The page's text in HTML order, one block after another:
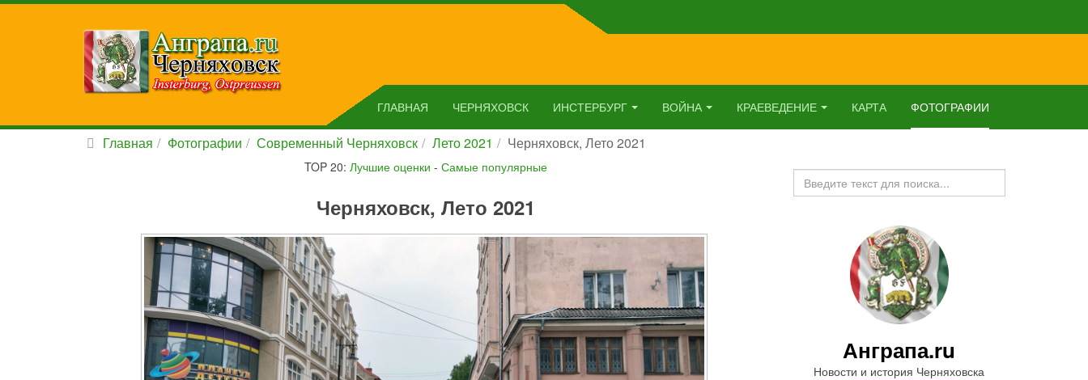
ГЛАВНАЯ ЧЕРНЯХОВСК ИНСТЕРБУРГ ВОЙНА КРАЕВЕДЕНИЕ КАРТА ФОТОГРАФИИ
Главная Фотографии Современный Черняховск Лето 2021 Черняховск, Лето 2021
TOP 20: Лучшие оценки - Самые популярные
Черняховск, Лето 2021
Искать...
Анграпа.ru
Новости и история Черняховска